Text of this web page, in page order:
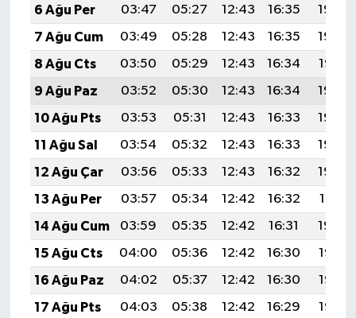
6 Ağu Per
03:47 05:27 12:43 16:35
19:49
7 Ağu Cum
03:49 05:28 12:43 16:35
19:48
8 Ağu Cts
03:50 05:29 12:43 16:34
19:47
9 Ağu Paz
03:52 05:30 12:43 16:34
19:46
10 Ağu Pts
03:53 05:31 12:43 16:33
19:45
11 Ağu Sal
03:54 05:32 12:43 16:33
19:43
12 Ağu Çar
03:56 05:33 12:43 16:32
19:42
13 Ağu Per
03:57 05:34 12:42 16:32
19:41
14 Ağu Cum
03:59 05:35 12:42 16:31
19:39
15 Ağu Cts
04:00 05:36 12:42 16:30
19:38
16 Ağu Paz
04:02 05:37 12:42 16:30
19:37
17 Ağu Pts
04:03 05:38 12:42 16:29
19:35